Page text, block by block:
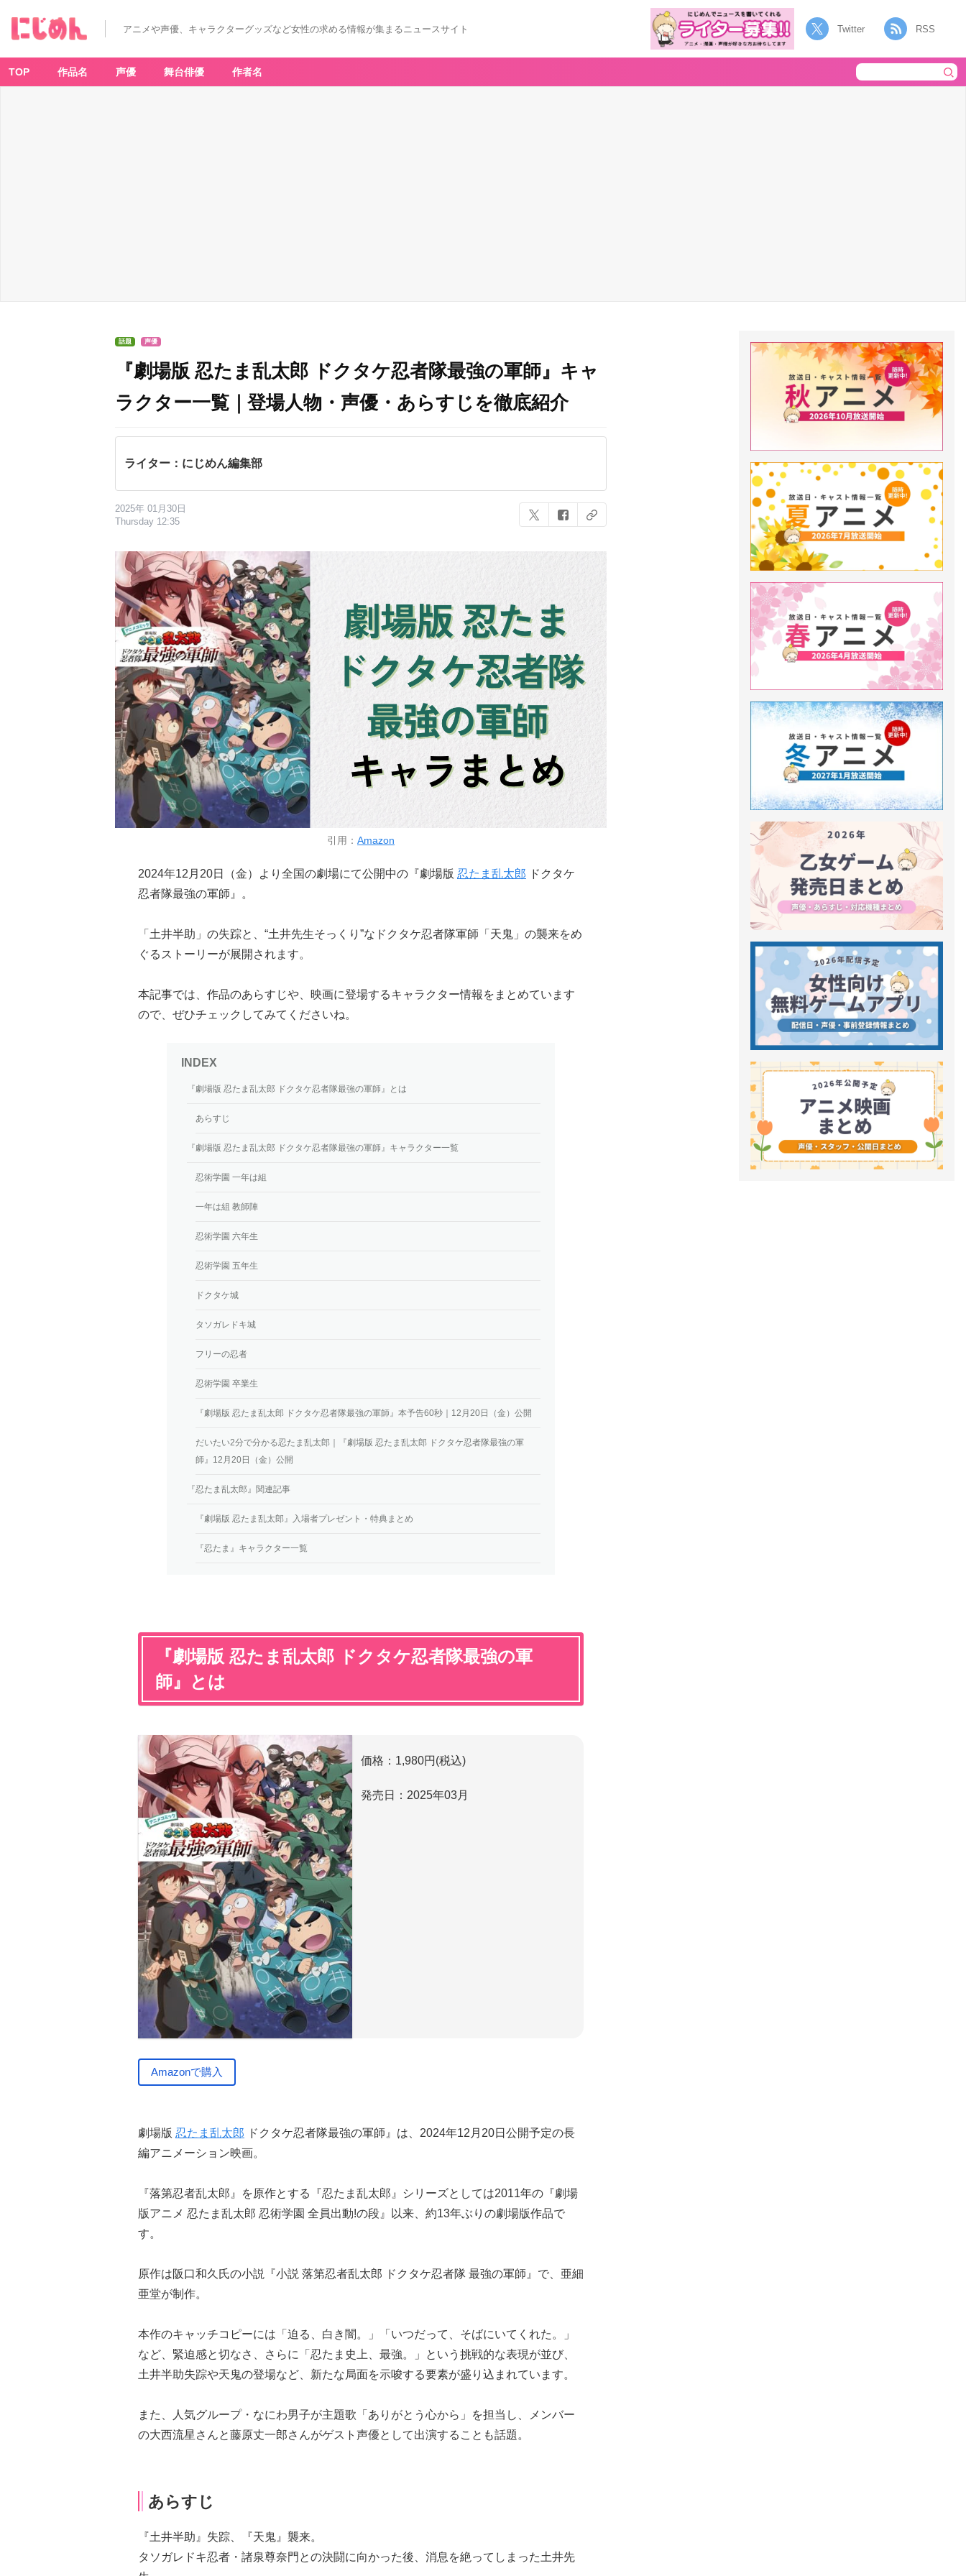
アニメや声優、キャラクターグッズなど女性の求める情報が集まるニュースサイト Twitter RSS
TOP 作品名 声優 舞台俳優 作者名
話題 声優
『劇場版 忍たま乱太郎 ドクタケ忍者隊最強の軍師』キャ
ラクター一覧｜登場人物・声優・あらすじを徹底紹介
ライター：にじめん編集部
2025年 01月30日
Thursday 12:35
引用： Amazon
2024年12月20日（金）より全国の劇場にて公開中の『劇場版 忍たま乱太郎 ドクタケ
忍者隊最強の軍師』。
「土井半助」の失踪と、“土井先生そっくり”なドクタケ忍者隊軍師「天鬼」の襲来をめ
ぐるストーリーが展開されます。
本記事では、作品のあらすじや、映画に登場するキャラクター情報をまとめています
ので、ぜひチェックしてみてくださいね。
『劇場版 忍たま乱太郎 ドクタケ忍者隊最強の軍師』とは
あらすじ
『劇場版 忍たま乱太郎 ドクタケ忍者隊最強の軍師』キャラクター一覧
忍術学園 一年は組
一年は組 教師陣
忍術学園 六年生
忍術学園 五年生
ドクタケ城
タソガレドキ城
フリーの忍者
忍術学園 卒業生
『劇場版 忍たま乱太郎 ドクタケ忍者隊最強の軍師』本予告60秒｜12月20日（金）公開
だいたい2分で分かる忍たま乱太郎｜『劇場版 忍たま乱太郎 ドクタケ忍者隊最強の軍
師』12月20日（金）公開
『忍たま乱太郎』関連記事
『劇場版 忍たま乱太郎』入場者プレゼント・特典まとめ
『忍たま』キャラクター一覧
『劇場版 忍たま乱太郎 ドクタケ忍者隊最強の軍
師』とは
価格：1,980円(税込)
発売日：2025年03月
Amazonで購入
劇場版 忍たま乱太郎 ドクタケ忍者隊最強の軍師』は、2024年12月20日公開予定の長
編アニメーション映画。
『落第忍者乱太郎』を原作とする『忍たま乱太郎』シリーズとしては2011年の『劇場
版アニメ 忍たま乱太郎 忍術学園 全員出動!の段』以来、約13年ぶりの劇場版作品で
す。
原作は阪口和久氏の小説『小説 落第忍者乱太郎 ドクタケ忍者隊 最強の軍師』で、亜細
亜堂が制作。
本作のキャッチコピーには「迫る、白き闇。」「いつだって、そばにいてくれた。」
など、緊迫感と切なさ、さらに「忍たま史上、最強。」という挑戦的な表現が並び、
土井半助失踪や天鬼の登場など、新たな局面を示唆する要素が盛り込まれています。
また、人気グループ・なにわ男子が主題歌「ありがとう心から」を担当し、メンバー
の大西流星さんと藤原丈一郎さんがゲスト声優として出演することも話題。
あらすじ
『土井半助』失踪、『天鬼』襲来。
タソガレドキ忍者・諸泉尊奈門との決闘に向かった後、消息を絶ってしまった土井先